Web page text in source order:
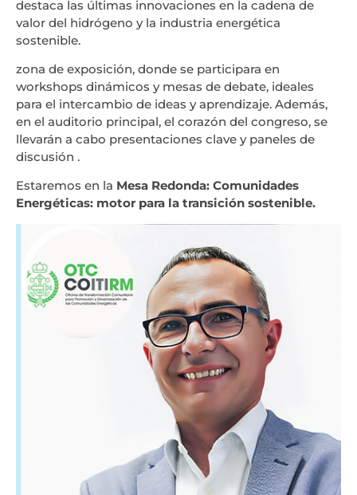
destaca las últimas innovaciones en la cadena de
valor del hidrógeno y la industria energética
sostenible.
zona de exposición, donde se participara en
workshops dinámicos y mesas de debate, ideales
para el intercambio de ideas y aprendizaje. Además,
en el auditorio principal, el corazón del congreso, se
llevarán a cabo presentaciones clave y paneles de
discusión .
Estaremos en la Mesa Redonda: Comunidades
Energéticas: motor para la transición sostenible.